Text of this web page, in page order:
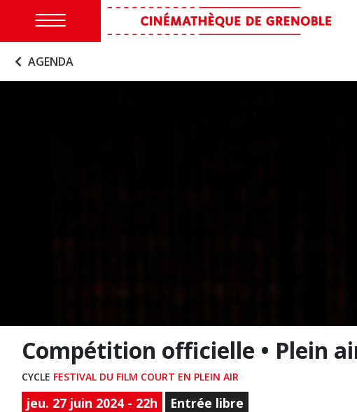
AGENDA
Compétition officielle • Plein
CYCLE FESTIVAL DU FILM COURT EN PLEIN AIR
jeu. 27 juin 2024 - 22h Entrée libre